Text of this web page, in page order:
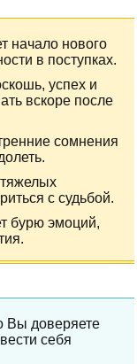
начало нового
в поступках.
успех и
вскоре после
сомнения
с судьбой.
бурю эмоций,
Вы доверяете
себя